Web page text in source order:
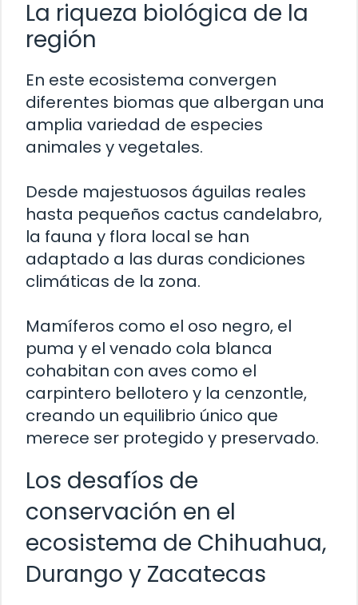
La riqueza biológica de la
región
En este ecosistema convergen
diferentes biomas que albergan una
amplia variedad de especies
animales y vegetales.
Desde majestuosos águilas reales
hasta pequeños cactus candelabro,
la fauna y flora local se han
adaptado a las duras condiciones
climáticas de la zona.
Mamíferos como el oso negro, el
puma y el venado cola blanca
cohabitan con aves como el
carpintero bellotero y la cenzontle,
creando un equilibrio único que
merece ser protegido y preservado.
Los desafíos de
conservación en el
ecosistema de Chihuahua,
Durango y Zacatecas